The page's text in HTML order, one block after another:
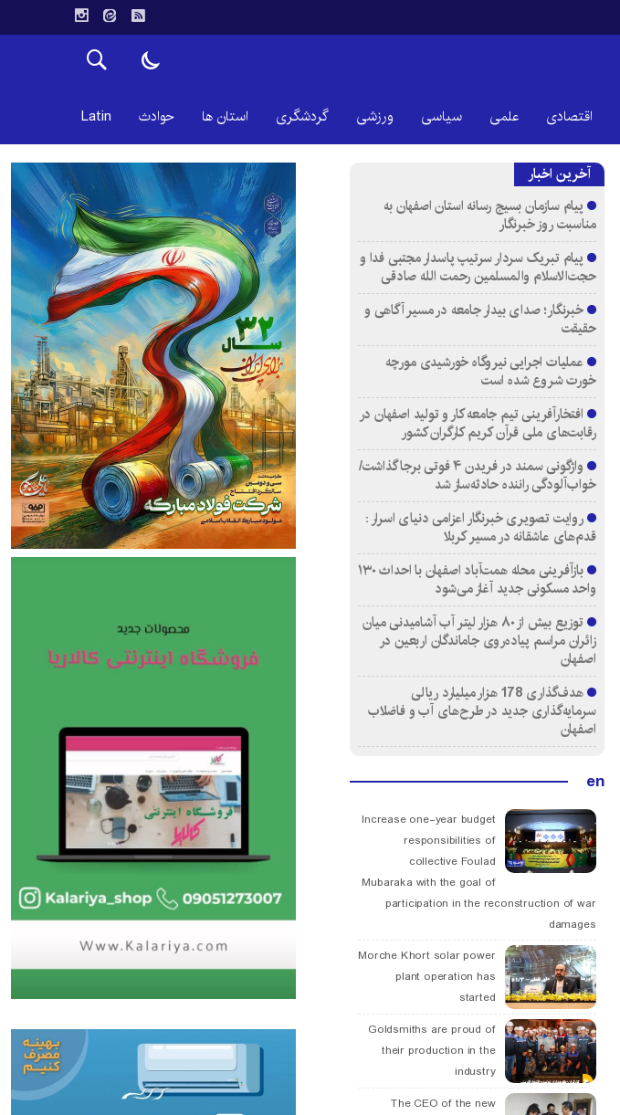
اقتصادی علمی سیاسی ورزشی گردشگری استان ها حوادث Latin
آخرین اخبار
پیام سازمان بسیج رسانه استان اصفهان به
مناسبت روز خبرنگار
پیام تبریک سردار سرتیپ پاسدار مجتبی فدا و
حجت‌الاسلام والمسلمین رحمت الله صادقی
خبرنگار؛ صدای بیدار جامعه در مسیر آگاهی و
حقیقت
عملیات اجرایی نیروگاه خورشیدی مورچه
خورت شروع شده است
افتخارآفرینی تیم جامعه کار و تولید اصفهان در
رقابت‌های ملی قرآن کریم کارگران کشور
واژگونی سمند در فریدن ۴ فوتی برجا گذاشت/
خواب‌آلودگی راننده حادثه‌ساز شد
روایت تصویری خبرنگار اعزامی دنیای اسرار :
قدم‌های عاشقانه در مسیر کربلا
بازآفرینی محله همت‌آباد اصفهان با احداث ۱۳۰
واحد مسکونی جدید آغاز می‌شود
توزیع بیش از ۸۰ هزار لیتر آب آشامیدنی میان
زائران مراسم پیاده‌روی جاماندگان اربعین در
اصفهان
هدف‌گذاری 178 هزار میلیارد ریالی
سرمایه‌گذاری جدید در طرح‌های آب و فاضلاب
اصفهان
en
Increase one-year budget
responsibilities of
collective Foulad
Mubaraka with the goal of
participation in the reconstruction of war
damages
Morche Khort solar power
plant operation has
started
Goldsmiths are proud of
their production in the
industry
The CEO of the new